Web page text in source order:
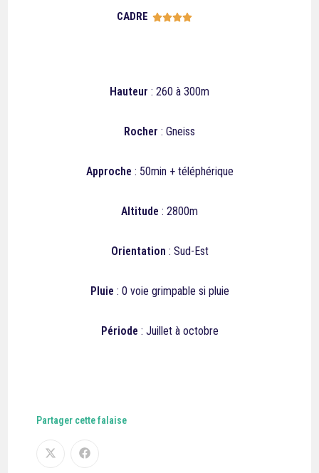
CADRE 
Hauteur : 260 à 300m
Rocher : Gneiss
Approche : 50min + téléphérique
Altitude : 2800m
Orientation : Sud-Est
Pluie : 0 voie grimpable si pluie
Période : Juillet à octobre
Partager cette falaise